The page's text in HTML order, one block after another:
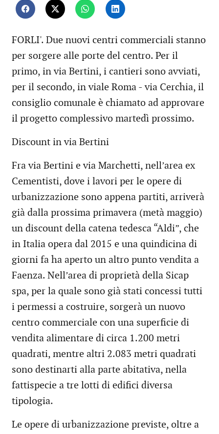
FORLI'. Due nuovi centri commerciali stanno
per sorgere alle porte del centro. Per il
primo, in via Bertini, i cantieri sono avviati,
per il secondo, in viale Roma - via Cerchia, il
consiglio comunale è chiamato ad approvare
il progetto complessivo martedì prossimo.
Discount in via Bertini
Fra via Bertini e via Marchetti, nell’area ex
Cementisti, dove i lavori per le opere di
urbanizzazione sono appena partiti, arriverà
già dalla prossima primavera (metà maggio)
un discount della catena tedesca “Aldi”, che
in Italia opera dal 2015 e una quindicina di
giorni fa ha aperto un altro punto vendita a
Faenza. Nell’area di proprietà della Sicap
spa, per la quale sono già stati concessi tutti
i permessi a costruire, sorgerà un nuovo
centro commerciale con una superficie di
vendita alimentare di circa 1.200 metri
quadrati, mentre altri 2.083 metri quadrati
sono destinarti alla parte abitativa, nella
fattispecie a tre lotti di edifici diversa
tipologia.
Le opere di urbanizzazione previste, oltre a